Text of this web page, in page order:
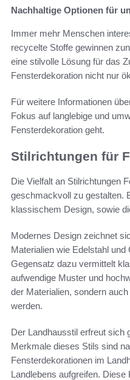
Nachhaltige Optionen für
Immer mehr Menschen
recycelte Stoffe gewinnen
eine stilvolle Lösung für das
Fensterdekoration nicht nur
Für weitere Informationen
Fokus auf langlebige und
Fensterdekoration geht.
Stilrichtungen für
Die Vielfalt an Stilrichtungen
geschmackvoll zu gestalten.
klassischem Design, sowie
Modernes Design zeichnet
Materialien wie Edelstahl
Gegensatz dazu vermittelt
aufwendige Muster und
der Materialien, sondern
werden.
Der Landhausstil erfreut sich
Merkmale dieses Stils sind
Fensterdekorationen im
Landlebens aufgreifen.